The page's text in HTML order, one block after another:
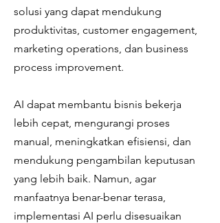
solusi yang dapat mendukung
produktivitas, customer engagement,
marketing operations, dan business
process improvement.
AI dapat membantu bisnis bekerja
lebih cepat, mengurangi proses
manual, meningkatkan efisiensi, dan
mendukung pengambilan keputusan
yang lebih baik. Namun, agar
manfaatnya benar-benar terasa,
implementasi AI perlu disesuaikan